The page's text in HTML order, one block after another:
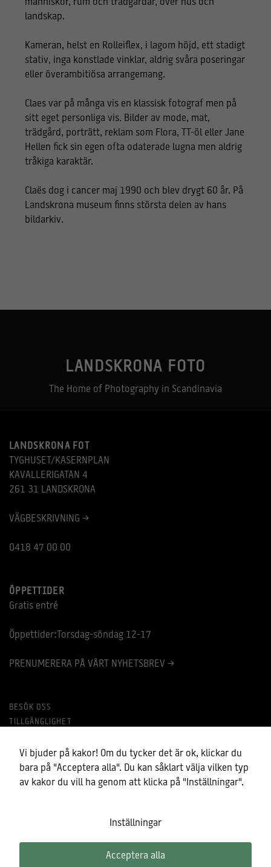
människor, rum och trädgårdar, över hus och
landskap.
Kameran, helst en Rolleiflex, i lagom höjd, ett stadigt
stativ, inga konstlade vinklar, aldrig svåra poseringar
eller överambitiösa arrangemang.
Claes var på många vis en klassisk fotograf men på
sitt eget personliga vis. Bilder av mode, mat,
trädgård, porträtt, reklam som Flora, TT-öl eller Jane
Hellen fick sin egen ofta odaterade lugna men aldrig
tråkiga karaktär.
Claës dog i cancer maj 1990 och blev drygt 60 år. På
Landskrona museum finns största delen av hans
bildarkiv.
LANDSKRONA FOTO
The Home of Photography in Scandinavia
LANDSKRONA FOT
TYGHUSET/KASERNPLAN
KAVALLERIGATAN 4
261 31 LANDSKRONA
VÄGBESKRIVNING >
0418 47 00 00
ÖPPETTIDER
Gratis entré
Öppettider:Torsdag-söndag 12-17
PRENUMERERA PÅ VÅRT NYHETSBREV >
BESÖK OSS
TILLGÄNGLIGHET
BEHANDLING AV PERSONUPPGIFTER
Vi bjuder på kakor! Om du tycker det är ok, klickar du
bara på "Acceptera alla". Du kan såklart välja vilken typ
av kakor du vill ha genom att klicka på "Inställningar".
Inställningar
Acceptera alla
Nödvändiga
fungera.
Statistik
förbättra
hemsidans
uppbyggnad,